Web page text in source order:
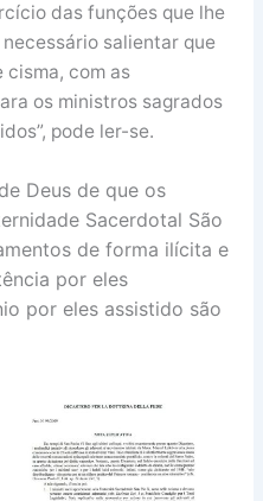
das funções que lhe
salientar que
com as
os ministros sagrados
pode ler-se.
Deus de que os
Sacerdotal São
de forma ilícita e
por eles
por eles assistido são